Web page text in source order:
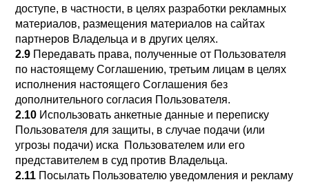
доступе, в частности, в целях разработки рекламных
материалов, размещения материалов на сайтах
партнеров Владельца и в других целях.
2.9 Передавать права, полученные от Пользователя
по настоящему Соглашению, третьим лицам в целях
исполнения настоящего Соглашения без
дополнительного согласия Пользователя.
2.10 Использовать анкетные данные и переписку
Пользователя для защиты, в случае подачи (или
угрозы подачи) иска Пользователем или его
представителем в суд против Владельца.
2.11 Посылать Пользователю уведомления и рекламу